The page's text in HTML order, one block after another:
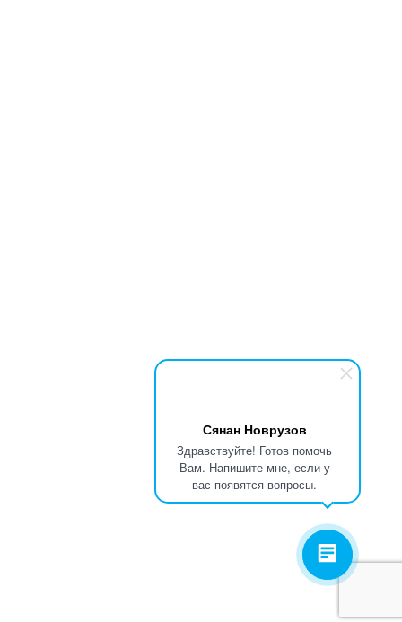
Сянан Новрузов
Здравствуйте! Готов помочь
Вам. Напишите мне, если у
вас появятся вопросы.